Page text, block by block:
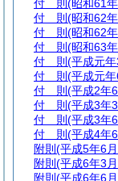
付 則 (昭和61
付 則 (昭和62
付 則 (昭和62
付 則 (昭和63
付 則 (平成元
付 則 (平成元
付 則 (平成2年
付 則 (平成3年
付 則 (平成3年
付 則 (平成4年
附則 (平成5年6
附則 (平成6年3
附則 (平成6年6